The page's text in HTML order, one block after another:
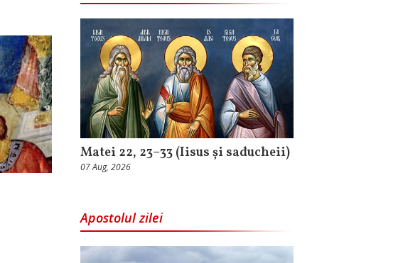
Matei 22, 23–33 (Iisus și saducheii)
07 Aug, 2026
Apostolul zilei